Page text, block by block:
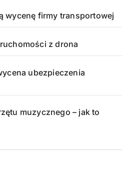
wycenę firmy transportowej
z drona
ubezpieczenia
muzycznego – jak to